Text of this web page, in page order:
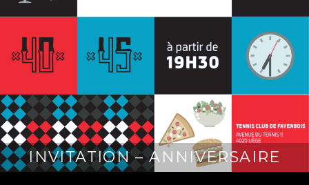
INVITATION – ANNIVERSAIRE